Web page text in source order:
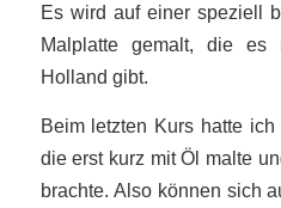
Es wird auf einer speziell
Malplatte gemalt, die
Holland gibt.
Beim letzten Kurs hatte
die erst kurz mit Öl malte
brachte. Also können sich